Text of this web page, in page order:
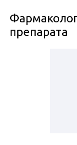
препарата